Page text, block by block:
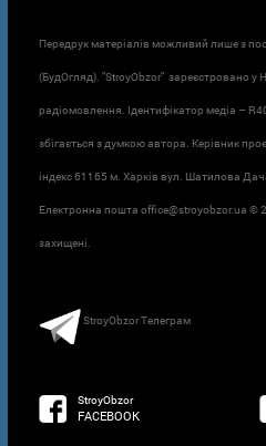
Передрук матеріалів можливий лише з
(БудОгляд). "StroyObzor" зареєстровано у
радіомовлення. Ідентифікатор медіа –
збігається з думкою автора. Керівник
індекс 61165 м. Харків вул. Шатилова
Електронна пошта office@stroyobzor.ua ©
захищені.
StroyObzor Телеграм
StroyObzor
FACEBOOK